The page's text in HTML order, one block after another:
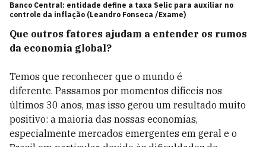
Banco Central: entidade define a taxa Selic para auxiliar no
controle da inflação (Leandro Fonseca /Exame)
Que outros fatores ajudam a entender os rumos
da economia global?
Temos que reconhecer que o mundo é
diferente. Passamos por momentos difíceis nos
últimos 30 anos, mas isso gerou um resultado muito
positivo: a maioria das nossas economias,
especialmente mercados emergentes em geral e o